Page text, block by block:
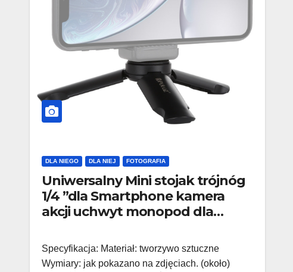
DLA NIEGO DLA NIEJ FOTOGRAFIA
Uniwersalny Mini stojak trójnóg
1/4 ”dla Smartphone kamera
akcji uchwyt monopod dla
Gopro 6/DJI
Specyfikacja: Materiał: tworzywo sztuczne
Wymiary: jak pokazano na zdjęciach. (około)